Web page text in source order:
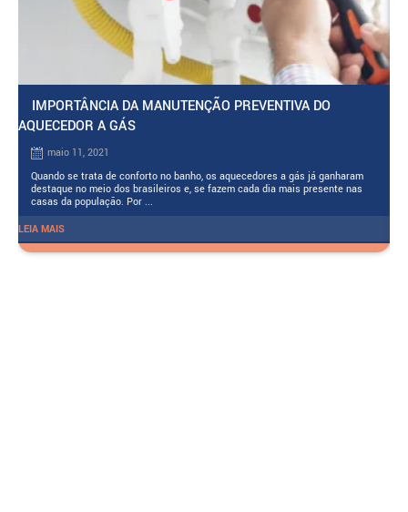
IMPORTÂNCIA DA MANUTENÇÃO PREVENTIVA DO
AQUECEDOR A GÁS
maio 11, 2021
Quando se trata de conforto no banho, os aquecedores a gás já ganharam
destaque no meio dos brasileiros e, se fazem cada dia mais presente nas
casas da população. Por ...
LEIA MAIS